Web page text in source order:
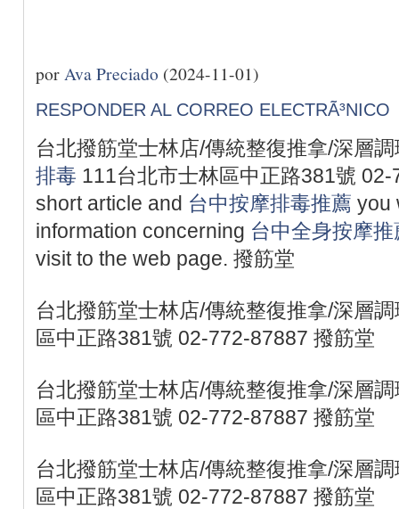
por Ava Preciado (2024-11-01)
RESPONDER AL CORREO ELECTRÃ³NICO
台北撥筋堂士林店/傳統整復推拿/深層
排毒 111台北市士林區中正路381號
short article and 台中按摩排毒推薦 you
information concerning 台中全身按摩推
visit to the web page. 撥筋堂
台北撥筋堂士林店/傳統整復推拿/深層
區中正路381號 02-772-87887 撥筋堂
台北撥筋堂士林店/傳統整復推拿/深層
區中正路381號 02-772-87887 撥筋堂
台北撥筋堂士林店/傳統整復推拿/深層
區中正路381號 02-772-87887 撥筋堂